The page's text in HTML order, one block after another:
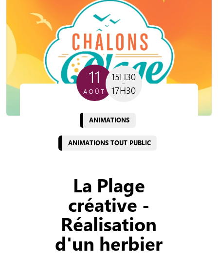
11
AOÛT
15H30
17H30
ANIMATIONS
ANIMATIONS TOUT PUBLIC
La Plage
créative -
Réalisation
d'un herbier